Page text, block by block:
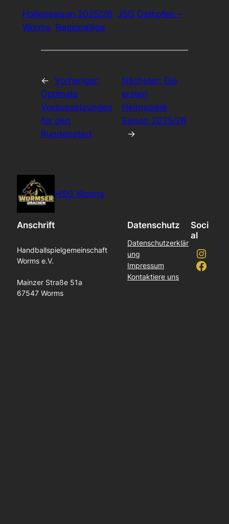
Hallensaison 2025/26 JSG Osthofen –
Worms Regionalliga
←
Vorheriger:
Optimale
Voraussetzungen
für den
Rundenstart
Nächster: Die
ersten
Heimspiele
Saison 2025/26
→
HSG Worms
Anschrift
Handballspielgemeinschaft
Worms e.V.
Mainzer Straße 51a
67547 Worms
Datenschutz
Datenschutzerklär
ung
Impressum
Kontaktiere uns
Soci
al
Instagram
Facebook